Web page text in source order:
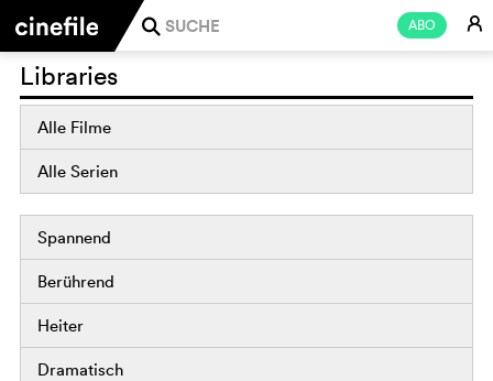
ABO E
j
Libraries
Alle Filme
Alle Serien
Spannend
Berührend
Heiter
Dramatisch